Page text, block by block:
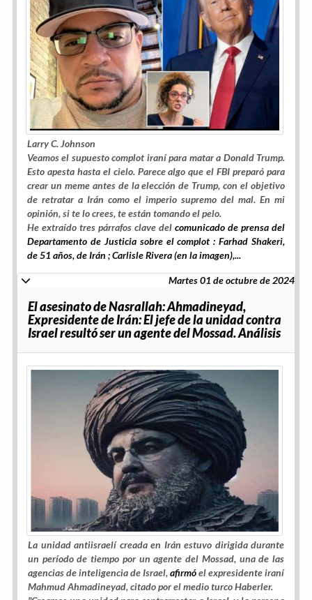
Larry C. Johnson
Veamos el supuesto complot iraní para matar a Donald Trump.
Esto apesta hasta el cielo. Parece algo que el FBI preparó para
crear un meme antes de la elección de Trump, con el objetivo
de retratar a Irán como el imperio supremo del mal. En mi
opinión, si te lo crees, te están tomando el pelo.
He extraído tres párrafos clave del comunicado de prensa del
Departamento de Justicia sobre el complot : Farhad Shakeri,
de 51 años, de Irán ; Carlisle Rivera (en la imagen),...
Martes 01 de octubre de 2024
El asesinato de Nasrallah: Ahmadineyad,
Expresidente de Irán: El jefe de la unidad contra
Israel resultó ser un agente del Mossad. Análisis
La unidad antiisraelí creada en Irán estuvo dirigida durante
un período de tiempo por un agente del Mossad, una de las
agencias de inteligencia de Israel, afirmóel expresidente iraní
Mahmud Ahmadineyad, citado por el medio turco Haberler.